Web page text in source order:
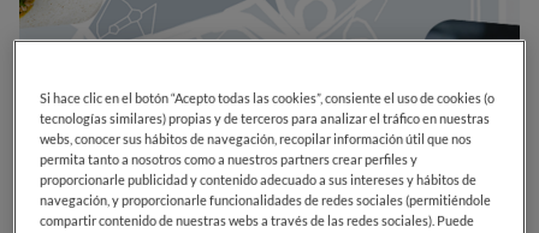
Si hace clic en el botón “Acepto todas las cookies”, consiente el uso de cookies (o
tecnologías similares) propias y de terceros para analizar el tráfico en nuestras
webs, conocer sus hábitos de navegación, recopilar información útil que nos
permita tanto a nosotros como a nuestros partners crear perfiles y
proporcionarle publicidad y contenido adecuado a sus intereses y hábitos de
navegación, y proporcionarle funcionalidades de redes sociales (permitiéndole
compartir contenido de nuestras webs a través de las redes sociales). Puede